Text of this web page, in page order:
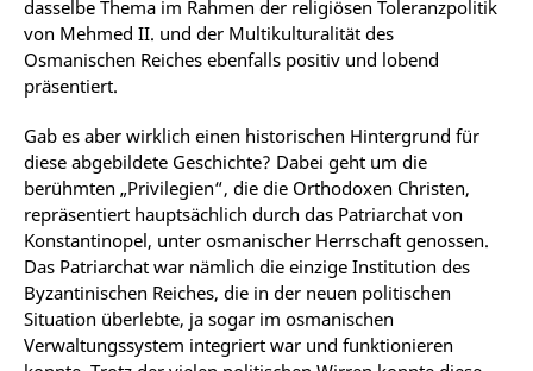
dasselbe Thema im Rahmen der religiösen Toleranzpolitik
von Mehmed II. und der Multikulturalität des
Osmanischen Reiches ebenfalls positiv und lobend
präsentiert.
Gab es aber wirklich einen historischen Hintergrund für
diese abgebildete Geschichte? Dabei geht um die
berühmten „Privilegien“, die die Orthodoxen Christen,
repräsentiert hauptsächlich durch das Patriarchat von
Konstantinopel, unter osmanischer Herrschaft genossen.
Das Patriarchat war nämlich die einzige Institution des
Byzantinischen Reiches, die in der neuen politischen
Situation überlebte, ja sogar im osmanischen
Verwaltungssystem integriert war und funktionieren